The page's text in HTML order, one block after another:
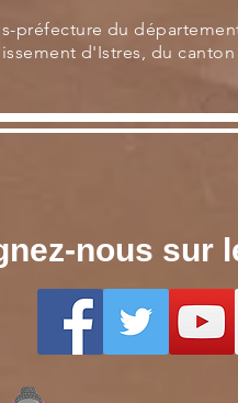
préfecture du
d'Istres, du
nous sur